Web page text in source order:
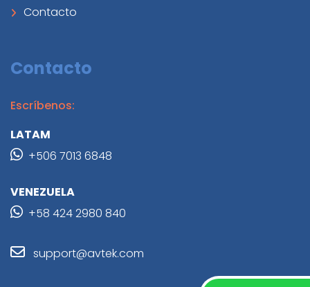
Contacto
Contacto
Escríbenos:
LATAM
+506 7013 6848
VENEZUELA
+58 424 2980 840
support@avtek.com